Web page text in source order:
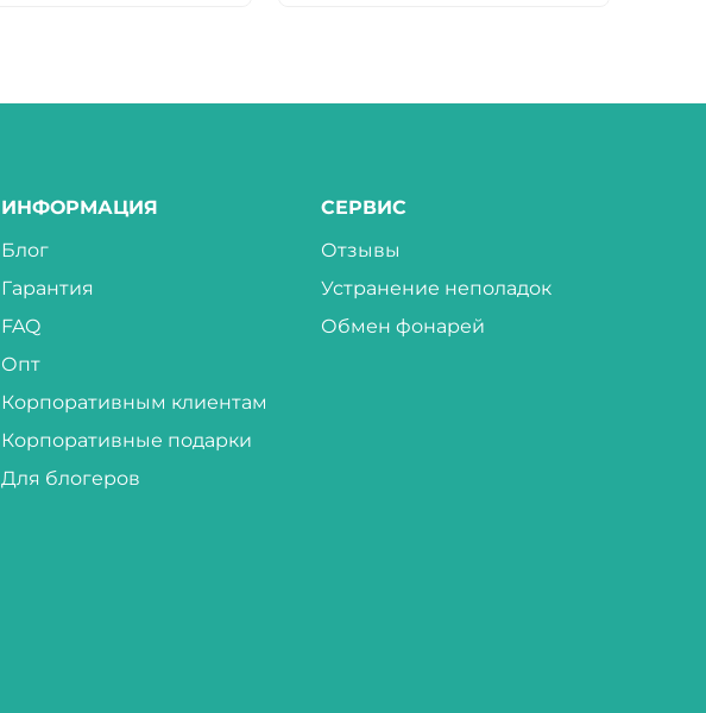
ИНФОРМАЦИЯ
Блог
Гарантия
FAQ
Опт
Корпоративным клиентам
Корпоративные подарки
Для блогеров
СЕРВИС
Отзывы
Устранение неполадок
Обмен фонарей